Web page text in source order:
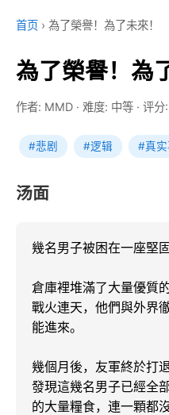
首页 › 為了榮譽！為了未來！
為了榮譽！為
作者: MMD · 难度: 中等 · 评分
#悲剧 #逻辑 #真实
汤面
幾名男子被困在一座堅
倉庫裡堆滿了大量優質
戰火連天，他們與外界
能進來。
幾個月後，友軍終於打
發現這幾名男子已經全
的大量糧食，連一顆都沒